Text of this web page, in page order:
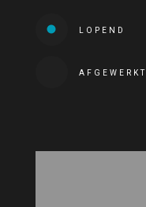
LOPEND
AFGEWERKT